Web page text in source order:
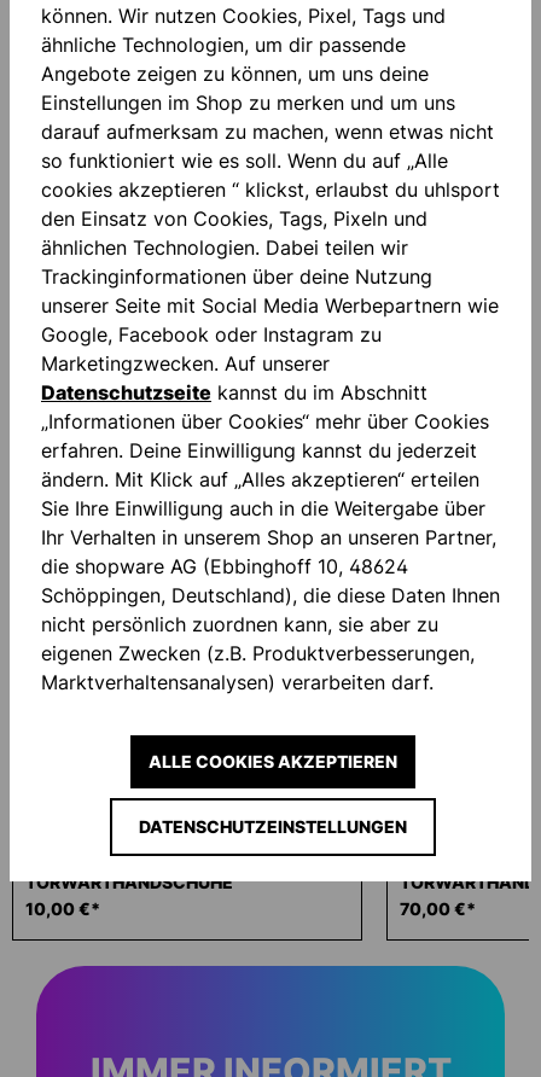
Beschreibung
smartbreathe LITE Druck Rundhalsausschnitt TPU-
Druck auf den Ellenbogen gedruckte Logos
enganliegende Ärmel Haupts…Mehr
Bewertungen
Produktgalerie überspringen
Accessory Items
PREDICTION STARTER SOFT
TORWARTHANDSCHUHE
10,00 €*
PREDICTION
70,00 €*
können. Wir nutzen Cookies, Pixel, Tags und
ähnliche Technologien, um dir passende
Angebote zeigen zu können, um uns deine
Einstellungen im Shop zu merken und um uns
darauf aufmerksam zu machen, wenn etwas nicht
so funktioniert wie es soll. Wenn du auf „Alle
cookies akzeptieren “ klickst, erlaubst du uhlsport
den Einsatz von Cookies, Tags, Pixeln und
ähnlichen Technologien. Dabei teilen wir
Trackinginformationen über deine Nutzung
unserer Seite mit Social Media Werbepartnern wie
Google, Facebook oder Instagram zu
Marketingzwecken. Auf unserer
Datenschutzseite kannst du im Abschnitt
„Informationen über Cookies“ mehr über Cookies
erfahren. Deine Einwilligung kannst du jederzeit
ändern. Mit Klick auf „Alles akzeptieren“ erteilen
Sie Ihre Einwilligung auch in die Weitergabe über
Ihr Verhalten in unserem Shop an unseren Partner,
die shopware AG (Ebbinghoff 10, 48624
Schöppingen, Deutschland), die diese Daten Ihnen
nicht persönlich zuordnen kann, sie aber zu
eigenen Zwecken (z.B. Produktverbesserungen,
Marktverhaltensanalysen) verarbeiten darf.
DATENSCHUTZEINSTELLUNGEN
ALLE COOKIES AKZEPTIEREN